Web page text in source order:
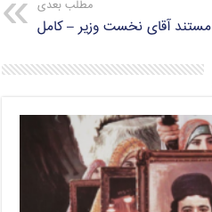
مطلب بعدی
مستند آقای نخست وزیر – کامل